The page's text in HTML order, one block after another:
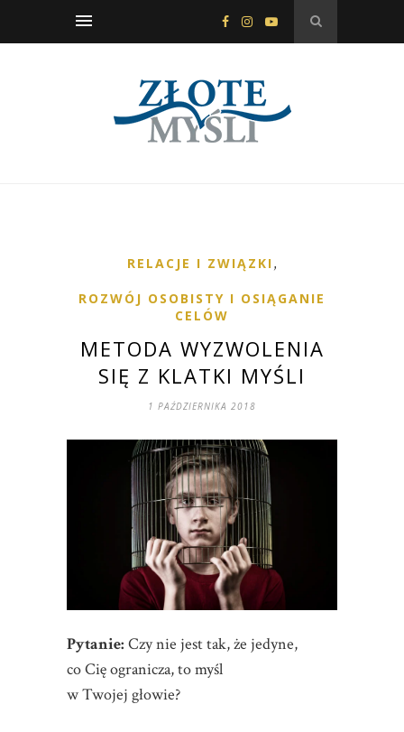
RELACJE I ZWIĄZKI,
ROZWÓJ OSOBISTY I OSIĄGANIE
CELÓW
METODA WYZWOLENIA
SIĘ Z KLATKI MYŚLI
1 PAŹDZIERNIKA 2018
Pytanie: Czy nie jest tak, że jedyne,
co Cię ogranicza, to myśl
w Twojej głowie?